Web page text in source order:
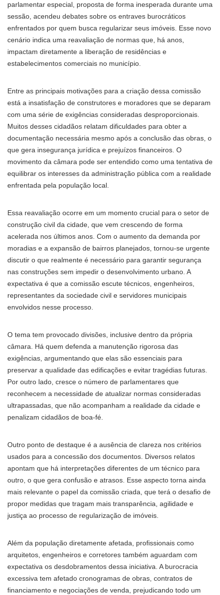
parlamentar especial, proposta de forma inesperada durante uma
sessão, acendeu debates sobre os entraves burocráticos
enfrentados por quem busca regularizar seus imóveis. Esse novo
cenário indica uma reavaliação de normas que, há anos,
impactam diretamente a liberação de residências e
estabelecimentos comerciais no município.
Entre as principais motivações para a criação dessa comissão
está a insatisfação de construtores e moradores que se deparam
com uma série de exigências consideradas desproporcionais.
Muitos desses cidadãos relatam dificuldades para obter a
documentação necessária mesmo após a conclusão das obras, o
que gera insegurança jurídica e prejuízos financeiros. O
movimento da câmara pode ser entendido como uma tentativa de
equilibrar os interesses da administração pública com a realidade
enfrentada pela população local.
Essa reavaliação ocorre em um momento crucial para o setor de
construção civil da cidade, que vem crescendo de forma
acelerada nos últimos anos. Com o aumento da demanda por
moradias e a expansão de bairros planejados, tornou-se urgente
discutir o que realmente é necessário para garantir segurança
nas construções sem impedir o desenvolvimento urbano. A
expectativa é que a comissão escute técnicos, engenheiros,
representantes da sociedade civil e servidores municipais
envolvidos nesse processo.
O tema tem provocado divisões, inclusive dentro da própria
câmara. Há quem defenda a manutenção rigorosa das
exigências, argumentando que elas são essenciais para
preservar a qualidade das edificações e evitar tragédias futuras.
Por outro lado, cresce o número de parlamentares que
reconhecem a necessidade de atualizar normas consideradas
ultrapassadas, que não acompanham a realidade da cidade e
penalizam cidadãos de boa-fé.
Outro ponto de destaque é a ausência de clareza nos critérios
usados para a concessão dos documentos. Diversos relatos
apontam que há interpretações diferentes de um técnico para
outro, o que gera confusão e atrasos. Esse aspecto torna ainda
mais relevante o papel da comissão criada, que terá o desafio de
propor medidas que tragam mais transparência, agilidade e
justiça ao processo de regularização de imóveis.
Além da população diretamente afetada, profissionais como
arquitetos, engenheiros e corretores também aguardam com
expectativa os desdobramentos dessa iniciativa. A burocracia
excessiva tem afetado cronogramas de obras, contratos de
financiamento e negociações de venda, prejudicando todo um